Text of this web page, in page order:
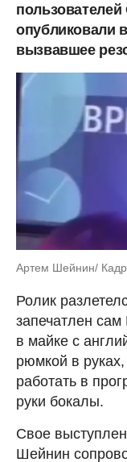
опубликовали
вызвавшее
Артем Шейнин/ Кадр
Ролик
запечатлен
в майке с
рюмкой в руках,
работать в
руки бокалы.
Свое
Шейнин